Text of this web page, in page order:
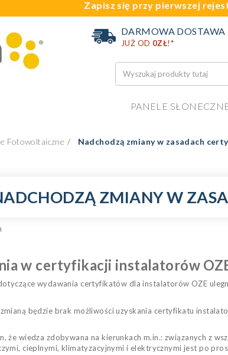
Zapisz się przy pierwszej
DARMOWA DOSTAWA
JUŻ OD 0ZŁ!*
PANELE
Fotowoltaiczne Nadchodzą zmiany w zasadach
ZMIANY W
w certyfikacji instalatorów
dotyczące wydawania certyfikatów dla instalatorów OZE
zmianą będzie brak możliwości uzyskania certyfikatu
że wiedza zdobywana na kierunkach m.in.: związanych z
cieplnymi, klimatyzacyjnymi i elektrycznymi jest po